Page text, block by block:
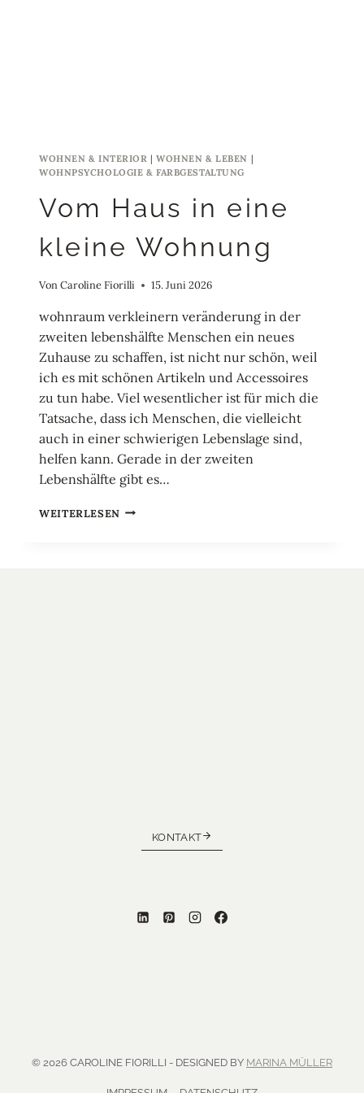
WOHNEN & INTERIOR |WOHNEN & LEBEN |
WOHNPSYCHOLOGIE & FARBGESTALTUNG
Vom Haus in eine
kleine Wohnung
VonCaroline Fiorilli 15. Juni 2026
wohnraum verkleinern veränderung in der
zweiten lebenshälfte Menschen ein neues
Zuhause zu schaffen, ist nicht nur schön, weil
ich es mit schönen Artikeln und Accessoires
zu tun habe. Viel wesentlicher ist für mich die
Tatsache, dass ich Menschen, die vielleicht
auch in einer schwierigen Lebenslage sind,
helfen kann. Gerade in der zweiten
Lebenshälfte gibt es…
WEITERLESEN VOM
KONTAKT
© 2026 CAROLINE FIORILLI - DESIGNED BY MARINA MÜLLER